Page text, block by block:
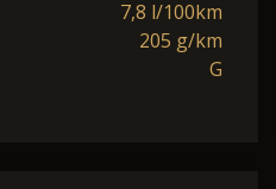
7,8 l/100km
205 g/km
G